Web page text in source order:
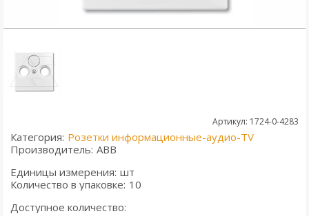
Артикул: 1724-0-4283
Категория: Розетки информационные-аудио-TV
Производитель: ABB
Единицы измерения: шт
Количество в упаковке: 10
Доступное количество: